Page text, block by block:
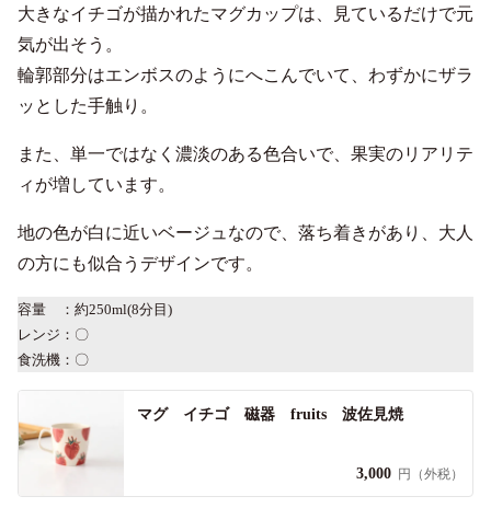
大きなイチゴが描かれたマグカップは、見ているだけで元
気が出そう。
輪郭部分はエンボスのようにへこんでいて、わずかにザラ
ッとした手触り。
また、単一ではなく濃淡のある色合いで、果実のリアリテ
ィが増しています。
地の色が白に近いベージュなので、落ち着きがあり、大人
の方にも似合うデザインです。
容量 ：約250ml(8分目)
レンジ：〇
食洗機：〇
マグ イチゴ 磁器 fruits 波佐見焼
3,000 円（外税）